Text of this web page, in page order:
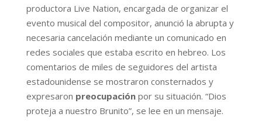
productora Live Nation, encargada de organizar el
evento musical del compositor, anunció la abrupta y
necesaria cancelación mediante un comunicado en
redes sociales que estaba escrito en hebreo. Los
comentarios de miles de seguidores del artista
estadounidense se mostraron consternados y
expresaron preocupaciónpor su situación. “Dios
proteja a nuestro Brunito”, se lee en un mensaje.